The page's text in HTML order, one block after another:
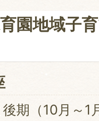
園地域子
期（10月～1